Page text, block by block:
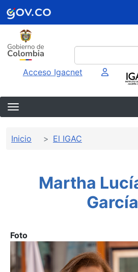
Pasar al contenido principal
Acceso Igacnet
Sobrescribir
Inicio El IGAC
Martha
García
Foto